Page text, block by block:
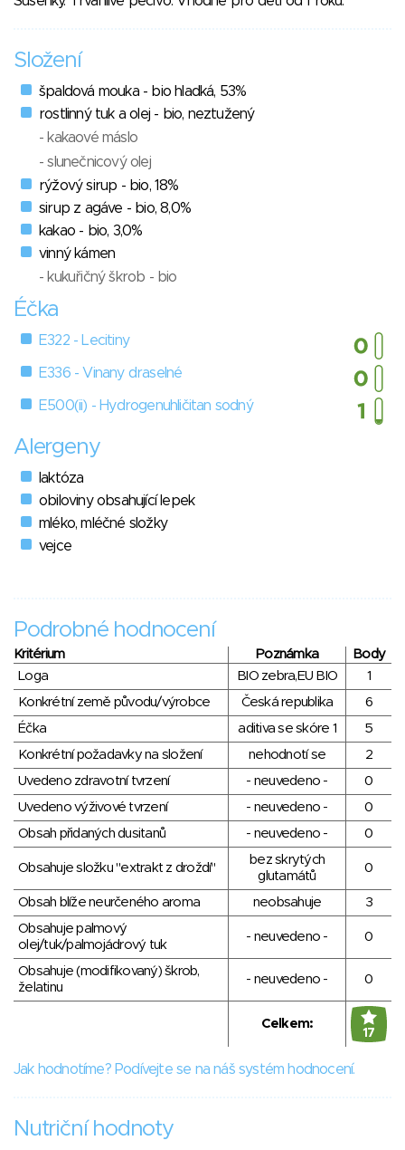
Složení
špaldová mouka - bio hladká, 53%
rostlinný tuk a olej - bio, neztužený
- kakaové máslo
- slunečnicový olej
rýžový sirup - bio, 18%
sirup z agáve - bio, 8,0%
kakao - bio, 3,0%
vinný kámen
- kukuřičný škrob - bio
Éčka
E322 - Lecitiny
E336 - Vinany draselné
E500(ii) - Hydrogenuhličitan sodný
Alergeny
laktóza
obiloviny obsahující lepek
mléko, mléčné složky
vejce
Podrobné hodnocení
Kritérium Poznámka
Body
Loga
BIO zebra,EU BIO
1
Konkrétní země původu/výrobce
Česká republika
6
Éčka
aditiva se skóre 1
5
Konkrétní požadavky na složení
nehodnotí se
2
Uvedeno zdravotní tvrzení
- neuvedeno -
0
Uvedeno výživové tvrzení
- neuvedeno -
0
Obsah přidaných dusitanů
- neuvedeno - 0
Obsahuje složku "extrakt z droždí"
bez skrytých
glutamátů
0
Obsah blíže neurčeného aroma neobsahuje
3
Obsahuje palmový
olej/tuk/palmojádrový tuk
- neuvedeno - 0
Obsahuje (modifikovaný) škrob,
želatinu
- neuvedeno - 0
Celkem:
17
Jak hodnotíme? Podívejte se na náš systém hodnocení.
Nutriční hodnoty